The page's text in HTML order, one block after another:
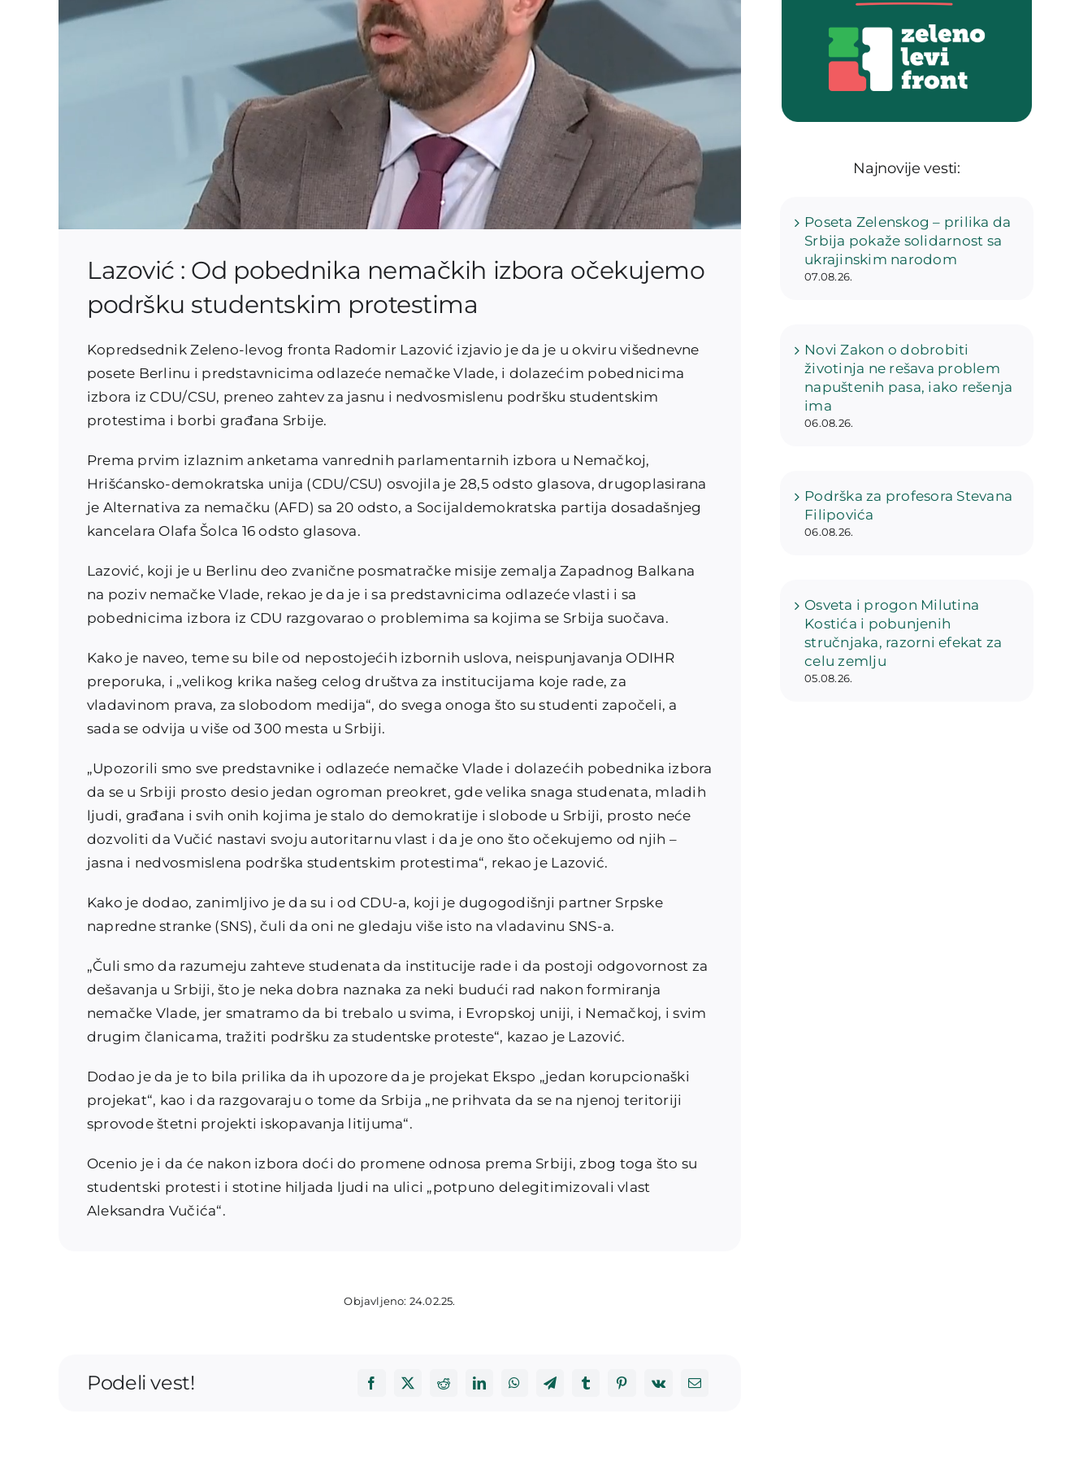
Lazović : Od pobednika nemačkih izbora očekujemo
podršku studentskim protestima
Kopredsednik Zeleno-levog fronta Radomir Lazović izjavio je da je u okviru višednevne
posete Berlinu i predstavnicima odlazeće nemačke Vlade, i dolazećim pobednicima
izbora iz CDU/CSU, preneo zahtev za jasnu i nedvosmislenu podršku studentskim
protestima i borbi građana Srbije.
Prema prvim izlaznim anketama vanrednih parlamentarnih izbora u Nemačkoj,
Hrišćansko-demokratska unija (CDU/CSU) osvojila je 28,5 odsto glasova, drugoplasirana
je Alternativa za nemačku (AFD) sa 20 odsto, a Socijaldemokratska partija dosadašnjeg
kancelara Olafa Šolca 16 odsto glasova.
Lazović, koji je u Berlinu deo zvanične posmatračke misije zemalja Zapadnog Balkana
na poziv nemačke Vlade, rekao je da je i sa predstavnicima odlazeće vlasti i sa
pobednicima izbora iz CDU razgovarao o problemima sa kojima se Srbija suočava.
Kako je naveo, teme su bile od nepostojećih izbornih uslova, neispunjavanja ODIHR
preporuka, i „velikog krika našeg celog društva za institucijama koje rade, za
vladavinom prava, za slobodom medija“, do svega onoga što su studenti započeli, a
sada se odvija u više od 300 mesta u Srbiji.
„Upozorili smo sve predstavnike i odlazeće nemačke Vlade i dolazećih pobednika izbora
da se u Srbiji prosto desio jedan ogroman preokret, gde velika snaga studenata, mladih
ljudi, građana i svih onih kojima je stalo do demokratije i slobode u Srbiji, prosto neće
dozvoliti da Vučić nastavi svoju autoritarnu vlast i da je ono što očekujemo od njih –
jasna i nedvosmislena podrška studentskim protestima“, rekao je Lazović.
Kako je dodao, zanimljivo je da su i od CDU-a, koji je dugogodišnji partner Srpske
napredne stranke (SNS), čuli da oni ne gledaju više isto na vladavinu SNS-a.
„Čuli smo da razumeju zahteve studenata da institucije rade i da postoji odgovornost za
dešavanja u Srbiji, što je neka dobra naznaka za neki budući rad nakon formiranja
nemačke Vlade, jer smatramo da bi trebalo u svima, i Evropskoj uniji, i Nemačkoj, i svim
drugim članicama, tražiti podršku za studentske proteste“, kazao je Lazović.
Dodao je da je to bila prilika da ih upozore da je projekat Ekspo „jedan korupcionaški
projekat“, kao i da razgovaraju o tome da Srbija „ne prihvata da se na njenoj teritoriji
sprovode štetni projekti iskopavanja litijuma“.
Ocenio je i da će nakon izbora doći do promene odnosa prema Srbiji, zbog toga što su
studentski protesti i stotine hiljada ljudi na ulici „potpuno delegitimizovali vlast
Aleksandra Vučića“.
Objavljeno: 24.02.25.
Podeli vest!
Najnovije vesti:
Poseta Zelenskog – prilika da
Srbija pokaže solidarnost sa
ukrajinskim narodom
07.08.26.
Novi Zakon o dobrobiti
životinja ne rešava problem
napuštenih pasa, iako rešenja
ima
06.08.26.
Podrška za profesora Stevana
Filipovića
06.08.26.
Osveta i progon Milutina
Kostića i pobunjenih
stručnjaka, razorni efekat za
celu zemlju
05.08.26.